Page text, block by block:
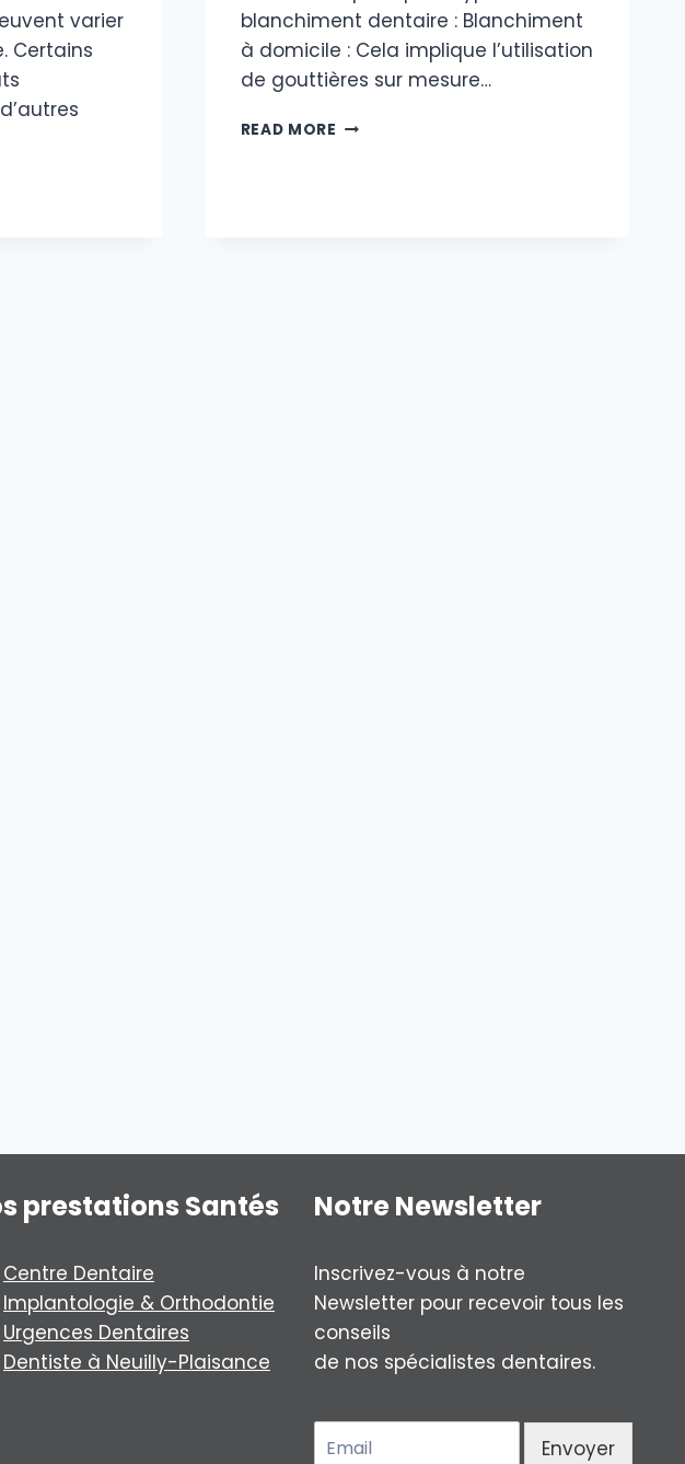
varier
Certains
blanchiment dentaire : Blanchiment
à domicile : Cela implique l’utilisation
de gouttières sur mesure…
READ MORE LES
prestations Santés
Centre Dentaire
Implantologie & Orthodontie
Urgences Dentaires
Dentiste à Neuilly-Plaisance
Notre Newsletter
Inscrivez-vous à notre
Newsletter pour recevoir tous les
conseils
de nos spécialistes dentaires.
E
m
Envoyer